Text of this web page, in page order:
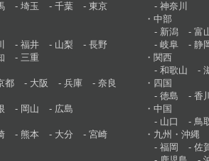
埼玉 千葉
東京
福井 山梨
長野
三重
都 大阪 兵庫
奈良
岡山
広島
熊本 大分
宮崎
神奈川
中部
新潟
富
岐阜
静
関西
和歌山
四国
徳島
香川
中国
山口
鳥
九州・沖縄
福岡
佐